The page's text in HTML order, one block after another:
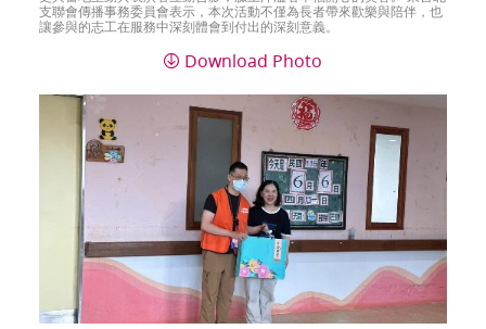
支聯會傳播事務委員會表示，本次活動不僅為長者帶來歡樂與陪伴，也
讓參與的志工在服務中深刻體會到付出的深刻意義。
Download Photo